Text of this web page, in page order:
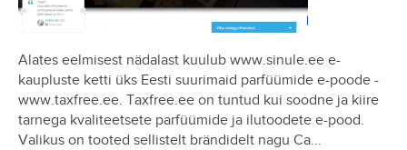
Alates eelmisest nädalast kuulub www.sinule.ee e-
kaupluste ketti üks Eesti suurimaid parfüümide e-poode -
www.taxfree.ee. Taxfree.ee on tuntud kui soodne ja kiire
tarnega kvaliteetsete parfüümide ja ilutoodete e-pood.
Valikus on tooted sellistelt brändidelt nagu Ca...